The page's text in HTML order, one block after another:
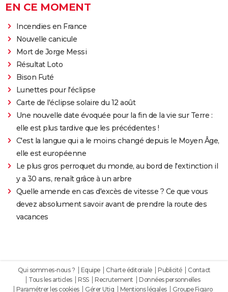
EN CE MOMENT
Incendies en France
Nouvelle canicule
Mort de Jorge Messi
Résultat Loto
Bison Futé
Lunettes pour l'éclipse
Carte de l'éclipse solaire du 12 août
Une nouvelle date évoquée pour la fin de la vie sur Terre :
elle est plus tardive que les précédentes !
C'est la langue qui a le moins changé depuis le Moyen Âge,
elle est européenne
Le plus gros perroquet du monde, au bord de l'extinction il
y a 30 ans, renaît grâce à un arbre
Quelle amende en cas d'excès de vitesse ? Ce que vous
devez absolument savoir avant de prendre la route des
vacances
Qui sommes-nous ? Equipe Charte éditoriale Publicité
Contact
Tous les articles
RSS Recrutement
Données personnelles
Paramétrer les cookies
Gérer Utiq Mentions légales Groupe Figaro